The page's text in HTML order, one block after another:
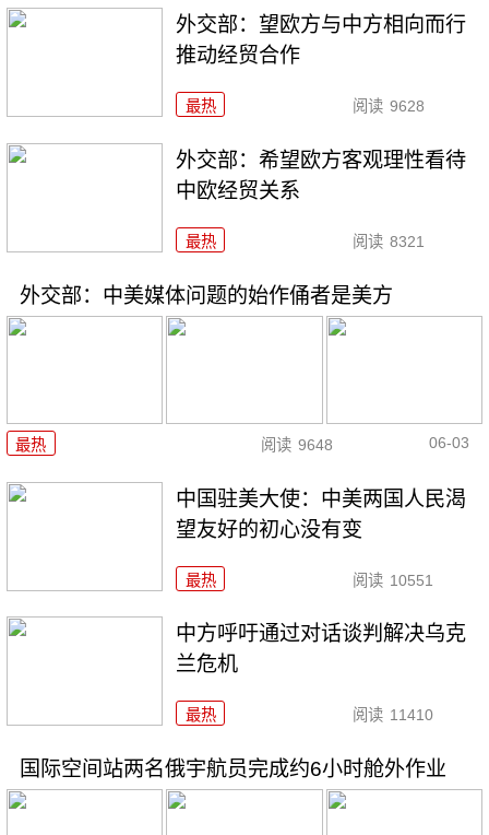
外交部：望欧方与中方相向而行
推动经贸合作
最热 阅读 9628
外交部：希望欧方客观理性看待
中欧经贸关系
最热 阅读 8321
外交部：中美媒体问题的始作俑者是美方
最热 阅读 9648 06-03
中国驻美大使：中美两国人民渴
望友好的初心没有变
最热 阅读 10551
中方呼吁通过对话谈判解决乌克
兰危机
最热 阅读 11410
国际空间站两名俄宇航员完成约6小时舱外作业